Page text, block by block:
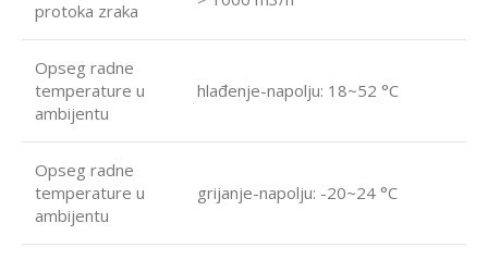
protoka zraka
Opseg radne
temperature u
ambijentu
hlađenje-napolju: 18~52 °C
Opseg radne
temperature u
ambijentu
grijanje-napolju: -20~24 °C